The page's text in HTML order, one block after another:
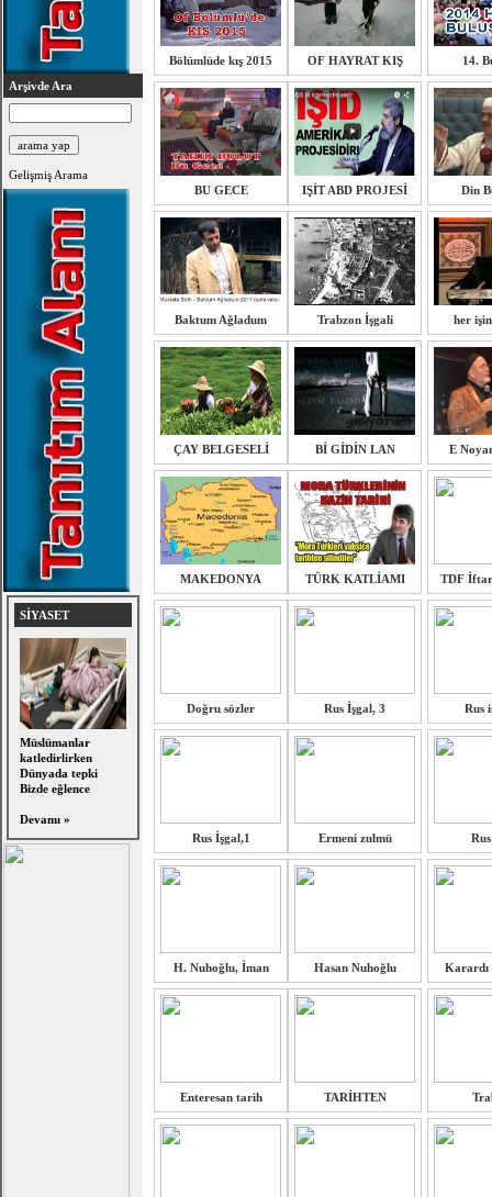
Arşivde Ara
Gelişmiş Arama
SİYASET
Müslümanlar
katledirlirken
Dünyada tepki
Bizde eğlence
Devamı »
Bölümlüde kış 2015 OF HAYRAT KIŞ 14.
BU GECE IŞİT ABD PROJESİ Din
Baktum Ağladum Trabzon İşgali her
ÇAY BELGESELİ Bİ GİDİN LAN E
MAKEDONYA TÜRK KATLİAMI TDF
Doğru sözler Rus İşgal, 3 Rus
Rus İşgal,1 Ermeni zulmü
H. Nuhoğlu, İman Hasan Nuhoğlu Karardı
Enteresan tarih TARİHTEN